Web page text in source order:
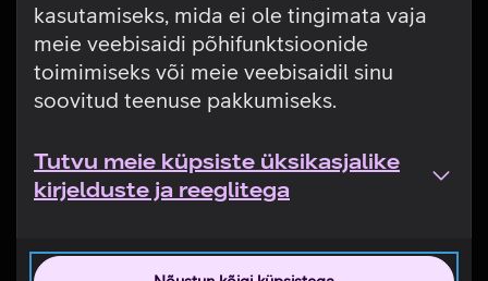
kasutamiseks, mida ei ole tingimata vaja
meie veebisaidi põhifunktsioonide
toimimiseks või meie veebisaidil sinu
soovitud teenuse pakkumiseks.
Tutvu meie küpsiste üksikasjalike
kirjelduste ja reeglitega
Tehniline viga